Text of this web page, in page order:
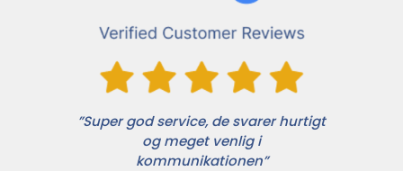
”Super god service, de svarer hurtigt
og meget venlig i
kommunikationen”